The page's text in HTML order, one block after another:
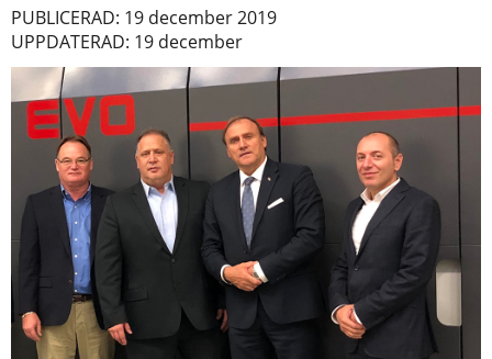
PUBLICERAD: 19 december 2019
UPPDATERAD: 19 december